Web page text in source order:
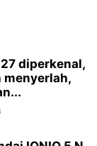
diperkenal,
menyerlah,